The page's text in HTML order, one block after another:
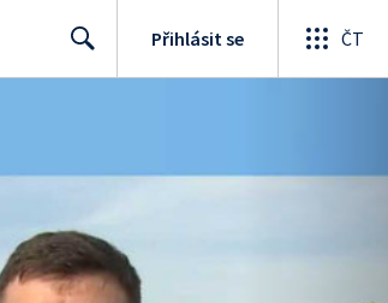
Přihlásit se ČT